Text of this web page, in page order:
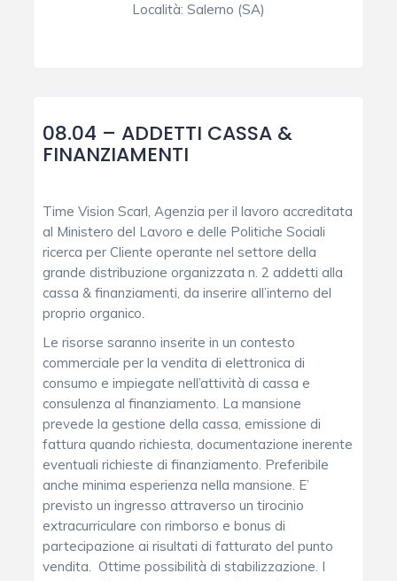
Località: Salerno (SA)
08.04 – ADDETTI CASSA &
FINANZIAMENTI
Time Vision Scarl, Agenzia per il lavoro accreditata
al Ministero del Lavoro e delle Politiche Sociali
ricerca per Cliente operante nel settore della
grande distribuzione organizzata n. 2 addetti alla
cassa & finanziamenti, da inserire all’interno del
proprio organico.
Le risorse saranno inserite in un contesto
commerciale per la vendita di elettronica di
consumo e impiegate nell’attività di cassa e
consulenza al finanziamento. La mansione
prevede la gestione della cassa, emissione di
fattura quando richiesta, documentazione inerente
eventuali richieste di finanziamento. Preferibile
anche minima esperienza nella mansione. E’
previsto un ingresso attraverso un tirocinio
extracurriculare con rimborso e bonus di
partecipazione ai risultati di fatturato del punto
vendita. Ottime possibilità di stabilizzazione. I